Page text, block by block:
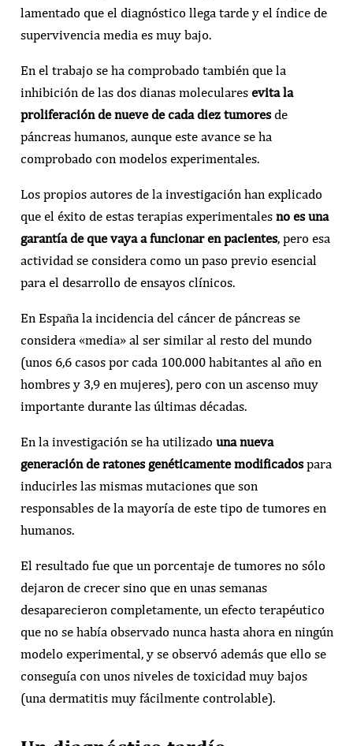
lamentado que el diagnóstico llega tarde y el índice de
supervivencia media es muy bajo.
En el trabajo se ha comprobado también que la
inhibición de las dos dianas moleculares evita la
proliferación de nueve de cada diez tumoresde
páncreas humanos, aunque este avance se ha
comprobado con modelos experimentales.
Los propios autores de la investigación han explicado
que el éxito de estas terapias experimentales no es una
garantía de que vaya a funcionar en pacientes, pero esa
actividad se considera como un paso previo esencial
para el desarrollo de ensayos clínicos.
En España la incidencia del cáncer de páncreas se
considera «media» al ser similar al resto del mundo
(unos 6,6 casos por cada 100.000 habitantes al año en
hombres y 3,9 en mujeres), pero con un ascenso muy
importante durante las últimas décadas.
En la investigación se ha utilizado una nueva
generación de ratones genéticamente modificadospara
inducirles las mismas mutaciones que son
responsables de la mayoría de este tipo de tumores en
humanos.
El resultado fue que un porcentaje de tumores no sólo
dejaron de crecer sino que en unas semanas
desaparecieron completamente, un efecto terapéutico
que no se había observado nunca hasta ahora en ningún
modelo experimental, y se observó además que ello se
conseguía con unos niveles de toxicidad muy bajos
(una dermatitis muy fácilmente controlable).